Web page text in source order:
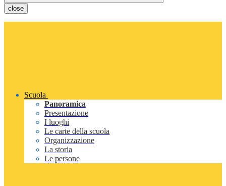
close
Scuola
Panoramica
Presentazione
I luoghi
Le carte della scuola
Organizzazione
La storia
Le persone